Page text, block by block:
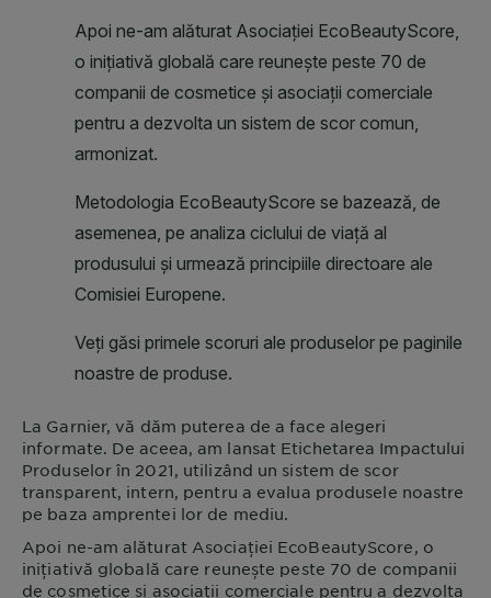
La Garnier, vă dăm puterea de a face alegeri
informate. De aceea, am lansat Etichetarea Impactului
Produselor în 2021, utilizând un sistem de scor
transparent, intern, pentru a evalua produsele noastre
pe baza amprentei lor de mediu.
Apoi ne-am alăturat Asociației EcoBeautyScore, o
inițiativă globală care reunește peste 70 de companii
de cosmetice și asociații comerciale pentru a dezvolta